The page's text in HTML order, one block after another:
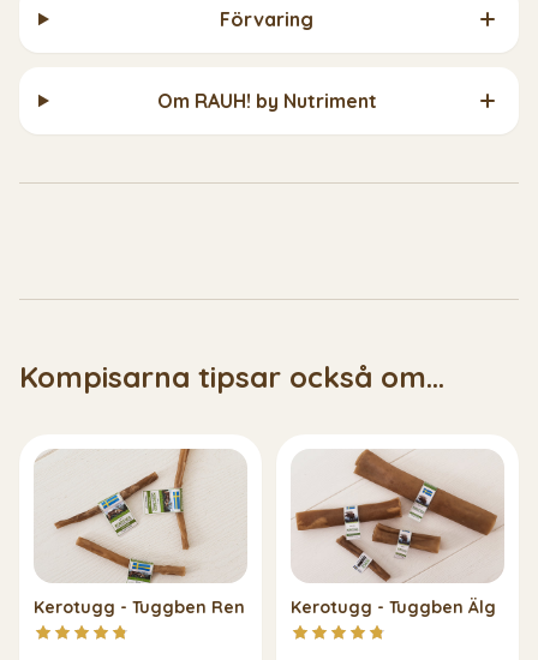
Förvaring
Om RAUH! by Nutriment
Kompisarna tipsar också om...
Kerotugg - Tuggben Ren Kerotugg - Tuggben Älg